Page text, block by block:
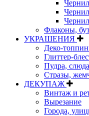
Флаконы,
УКРАШЕНИЯ
Деко-
Глиттер-
Пудра,
Стразы,
ДЕКУПАЖ
Винтаж и
Вырезание
Города,